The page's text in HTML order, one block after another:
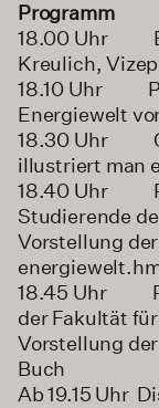
Programm
18.00 Uhr
Kreulich,
18.10 Uhr
Energiewelt
18.30 Uhr
illustriert man
18.40 Uhr
Studierende
Vorstellung
18.45 Uhr
der Fakultät
Vorstellung
Buch
Ab 19.15 Uhr